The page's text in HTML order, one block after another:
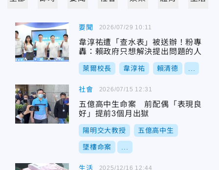
要聞
韋淳祐遭「查水表」被送辦！粉專
轟：賴政府只想解決提出問題的人
萊爾校長 韋淳祐 賴清德
2026/07/29 10:11
社會
五億高中生命案 前配偶「表現良
好」提前3個月出獄
陽明交大教授 五億高中生
墜樓命案
2026/07/15 12:31
生活 2025/12/16 12:44